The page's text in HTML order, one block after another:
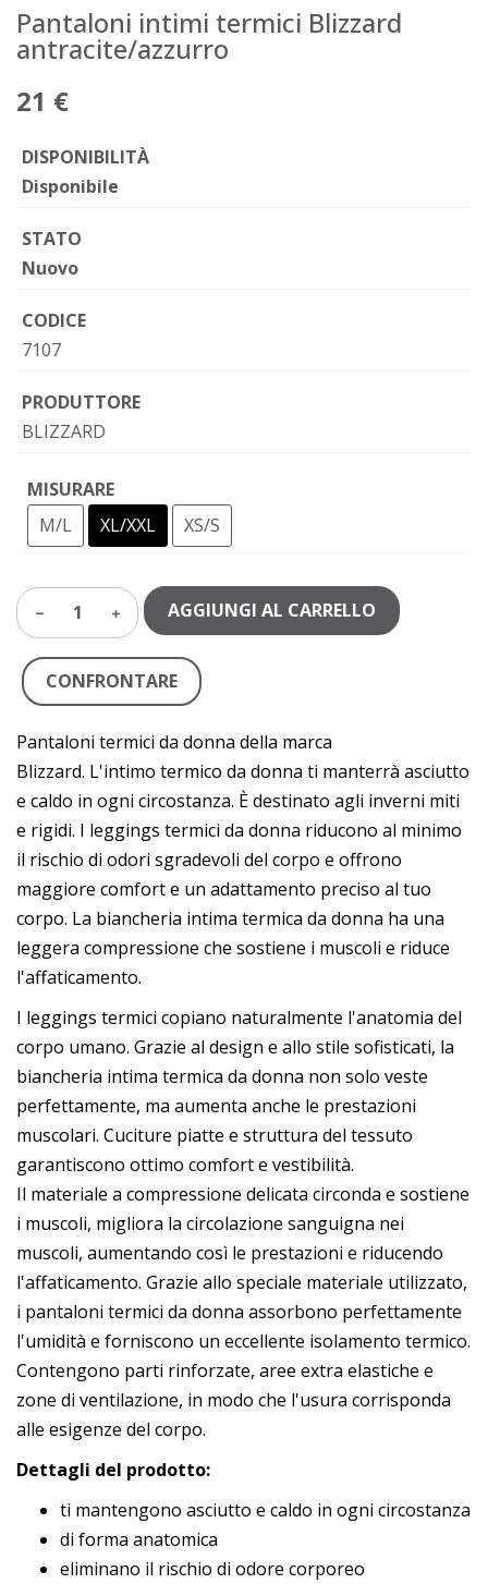
Pantaloni intimi termici Blizzard
antracite/azzurro
21 €
DISPONIBILITÀ
Disponibile
STATO
Nuovo
CODICE
7107
PRODUTTORE
BLIZZARD
MISURARE
M/L
XL/XXL XS/S
1 AGGIUNGI AL CARRELLO
CONFRONTARE
Pantaloni termici da donna della marca
Blizzard. L'intimo termico da donna ti manterrà asciutto
e caldo in ogni circostanza. È destinato agli inverni miti
e rigidi. I leggings termici da donna riducono al minimo
il rischio di odori sgradevoli del corpo e offrono
maggiore comfort e un adattamento preciso al tuo
corpo. La biancheria intima termica da donna ha una
leggera compressione che sostiene i muscoli e riduce
l'affaticamento.
I leggings termici copiano naturalmente l'anatomia del
corpo umano. Grazie al design e allo stile sofisticati, la
biancheria intima termica da donna non solo veste
perfettamente, ma aumenta anche le prestazioni
muscolari. Cuciture piatte e struttura del tessuto
garantiscono ottimo comfort e vestibilità.
Il materiale a compressione delicata circonda e sostiene
i muscoli, migliora la circolazione sanguigna nei
muscoli, aumentando così le prestazioni e riducendo
l'affaticamento. Grazie allo speciale materiale utilizzato,
i pantaloni termici da donna assorbono perfettamente
l'umidità e forniscono un eccellente isolamento termico.
Contengono parti rinforzate, aree extra elastiche e
zone di ventilazione, in modo che l'usura corrisponda
alle esigenze del corpo.
Dettagli del prodotto:
ti mantengono asciutto e caldo in ogni circostanza
di forma anatomica
eliminano il rischio di odore corporeo